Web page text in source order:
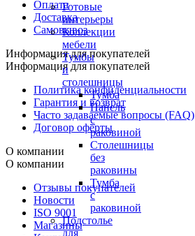
Готовые
интерьеры
Коллекции
мебели
Тумбы
и
столешницы
Тумба
Панель
с
раковиной
Столешницы
без
раковины
Тумба
с
раковиной
Подстолье
для
Оплата
Доставка
Самовывоз
Информация для покупателей
Информация для покупателей
Политика конфиденциальности
Гарантия и возврат
Часто задаваемые вопросы (FAQ)
Договор оферты
О компании
О компании
Отзывы покупателей
Новости
ISO 9001
Магазины